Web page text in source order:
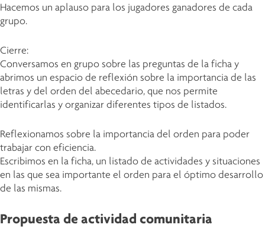
Hacemos un aplauso para los jugadores ganadores de cada
grupo.
Cierre:
Conversamos en grupo sobre las preguntas de la ficha y
abrimos un espacio de reflexión sobre la importancia de las
letras y del orden del abecedario, que nos permite
identificarlas y organizar diferentes tipos de listados.
Reflexionamos sobre la importancia del orden para poder
trabajar con eficiencia.
Escribimos en la ficha, un listado de actividades y situaciones
en las que sea importante el orden para el óptimo desarrollo
de las mismas.
Propuesta de actividad comunitaria